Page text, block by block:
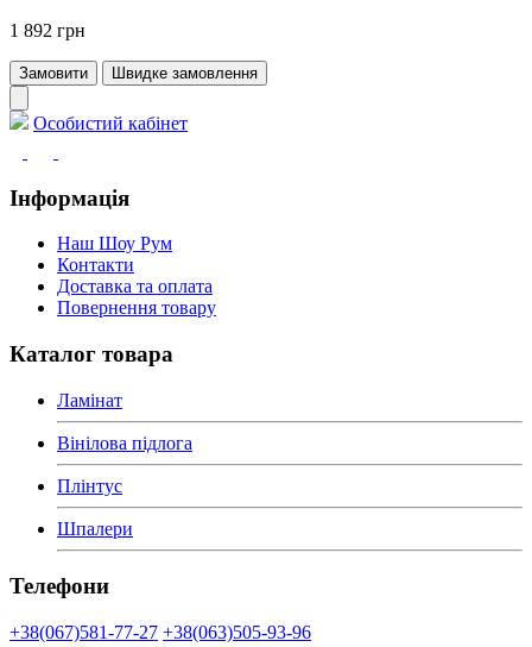
1 892 грн
Замовити Швидке замовлення
Особистий кабінет
Інформація
Наш Шоу Рум
Контакти
Доставка та оплата
Повернення товару
Каталог товара
Ламінат
Вінілова підлога
Плінтус
Шпалери
Телефони
+38(067)581-77-27 +38(063)505-93-96